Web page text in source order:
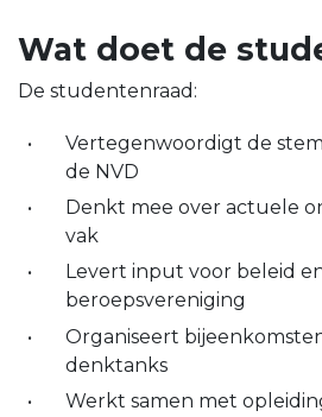
Wat doet de
De studentenraad:
Vertegenwoordigt de
de NVD
Denkt mee over actuele
vak
Levert input voor beleid
beroepsvereniging
Organiseert
denktanks
Werkt samen met